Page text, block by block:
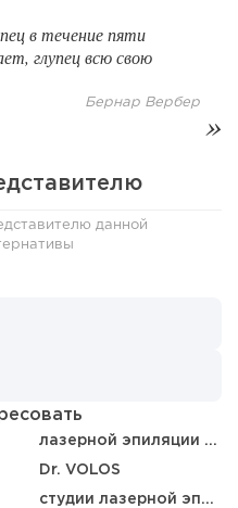
в течение пяти
глупец всю свою
Бернар Вербер
данной
лазерной эпиляции Dr.Laser
Dr. VOLOS
студии лазерной эпиляции Ничего Лишнего